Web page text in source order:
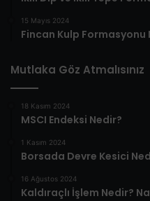
15 Mayıs 2024
Fincan Kulp Formasyonu
Mutlaka Göz Atmalısınız
18 Kasım 2024
MSCI Endeksi Nedir?
1 Kasım 2024
Borsada Devre Kesici
16 Ağustos 2024
Kaldıraçlı İşlem Nedir?